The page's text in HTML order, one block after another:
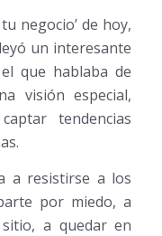
negocio’ de hoy,
un interesante
que hablaba de
visión especial,
tendencias
a resistirse a los
por miedo, a
a quedar en